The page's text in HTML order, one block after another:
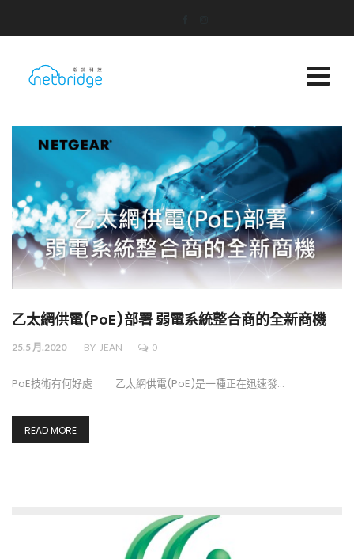
乙太網供電(PoE)部署 弱電系統整合商的全新商機
25.5 月.2020 BY JEAN 0
PoE技術有何好處 乙太網供電(PoE)是一種正在迅速發…
READ MORE